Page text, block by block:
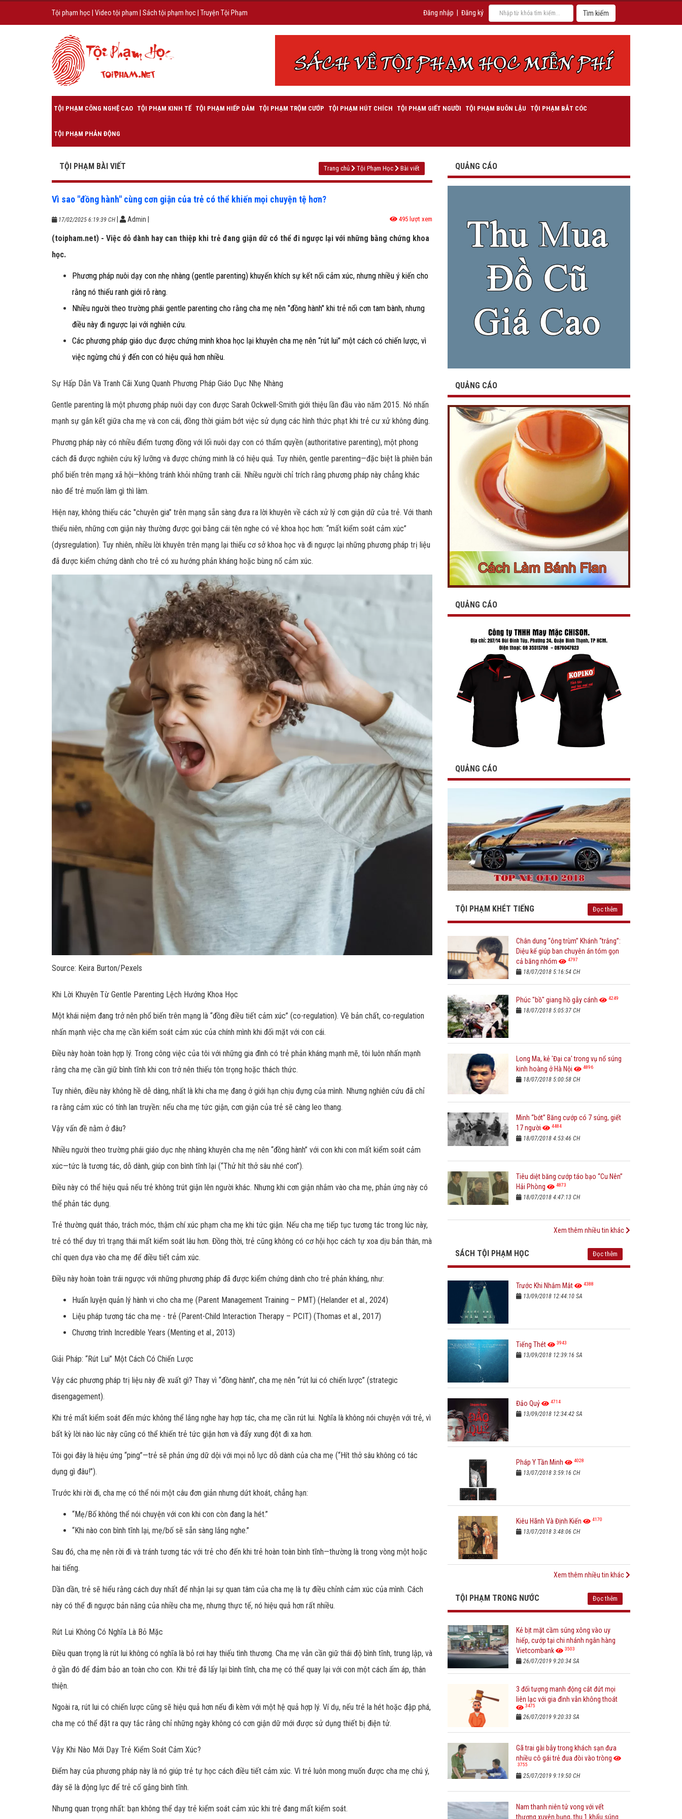
Tội phạm học Video tội phạm Sách tội phạm học Truyện Tội Phạm Đăng nhập Đăng ký
TỘI PHẠM CÔNG NGHỆ CAO TỘI PHẠM KINH TẾ TỘI PHẠM HIẾP DÂM TỘI PHẠM TRỘM CƯỚP TỘI PHẠM HÚT CHÍCH TỘI PHẠM GIẾT NGƯỜI TỘI PHẠM BUÔN LẬU TỘI PHẠM BẮT CÓC
TỘI PHẠM PHẢN ĐỘNG
TỘI PHẠM BÀI VIẾT Trang chủ Tội Phạm Học Bài viết
Vì sao "đồng hành" cùng cơn giận của trẻ có thể khiến mọi chuyện tệ hơn?
17/02/2025 6:19:39 CH Admin 495 lượt xem
(toipham.net) - Việc dỗ dành hay can thiệp khi trẻ đang giận dữ có thể đi ngược lại với những bằng chứng khoa
học.
Phương pháp nuôi dạy con nhẹ nhàng (gentle parenting) khuyến khích sự kết nối cảm xúc, nhưng nhiều ý kiến cho
rằng nó thiếu ranh giới rõ ràng.
Nhiều người theo trường phái gentle parenting cho rằng cha mẹ nên "đồng hành" khi trẻ nổi cơn tam bành, nhưng
điều này đi ngược lại với nghiên cứu.
Các phương pháp giáo dục được chứng minh khoa học lại khuyên cha mẹ nên “rút lui” một cách có chiến lược, vì
việc ngừng chú ý đến con có hiệu quả hơn nhiều.
Sự Hấp Dẫn Và Tranh Cãi Xung Quanh Phương Pháp Giáo Dục Nhẹ Nhàng
Gentle parenting là một phương pháp nuôi dạy con được Sarah Ockwell-Smith giới thiệu lần đầu vào năm 2015. Nó nhấn
mạnh sự gắn kết giữa cha mẹ và con cái, đồng thời giảm bớt việc sử dụng các hình thức phạt khi trẻ cư xử không đúng.
Phương pháp này có nhiều điểm tương đồng với lối nuôi dạy con có thẩm quyền (authoritative parenting), một phong
cách đã được nghiên cứu kỹ lưỡng và được chứng minh là có hiệu quả. Tuy nhiên, gentle parenting—đặc biệt là phiên bản
phổ biến trên mạng xã hội—không tránh khỏi những tranh cãi. Nhiều người chỉ trích rằng phương pháp này chẳng khác
nào để trẻ muốn làm gì thì làm.
Hiện nay, không thiếu các "chuyên gia" trên mạng sẵn sàng đưa ra lời khuyên về cách xử lý cơn giận dữ của trẻ. Với thanh
thiếu niên, những cơn giận này thường được gọi bằng cái tên nghe có vẻ khoa học hơn: “mất kiểm soát cảm xúc”
(dysregulation). Tuy nhiên, nhiều lời khuyên trên mạng lại thiếu cơ sở khoa học và đi ngược lại những phương pháp trị liệu
đã được kiểm chứng dành cho trẻ có xu hướng phản kháng hoặc bùng nổ cảm xúc.
Source: Keira Burton/Pexels
Khi Lời Khuyên Từ Gentle Parenting Lệch Hướng Khoa Học
Một khái niệm đang trở nên phổ biến trên mạng là “đồng điều tiết cảm xúc” (co-regulation). Về bản chất, co-regulation
nhấn mạnh việc cha mẹ cần kiểm soát cảm xúc của chính mình khi đối mặt với con cái.
Điều này hoàn toàn hợp lý. Trong công việc của tôi với những gia đình có trẻ phản kháng mạnh mẽ, tôi luôn nhấn mạnh
rằng cha mẹ cần giữ bình tĩnh khi con trở nên thiếu tôn trọng hoặc thách thức.
Tuy nhiên, điều này không hề dễ dàng, nhất là khi cha mẹ đang ở giới hạn chịu đựng của mình. Nhưng nghiên cứu đã chỉ
ra rằng cảm xúc có tính lan truyền: nếu cha mẹ tức giận, cơn giận của trẻ sẽ càng leo thang.
Vậy vấn đề nằm ở đâu?
Nhiều người theo trường phái giáo dục nhẹ nhàng khuyên cha mẹ nên “đồng hành” với con khi con mất kiểm soát cảm
xúc—tức là tương tác, dỗ dành, giúp con bình tĩnh lại (“Thử hít thở sâu nhé con”).
Điều này có thể hiệu quả nếu trẻ không trút giận lên người khác. Nhưng khi cơn giận nhắm vào cha mẹ, phản ứng này có
thể phản tác dụng.
Trẻ thường quát tháo, trách móc, thậm chí xúc phạm cha mẹ khi tức giận. Nếu cha mẹ tiếp tục tương tác trong lúc này,
trẻ có thể duy trì trạng thái mất kiểm soát lâu hơn. Đồng thời, trẻ cũng không có cơ hội học cách tự xoa dịu bản thân, mà
chỉ quen dựa vào cha mẹ để điều tiết cảm xúc.
Điều này hoàn toàn trái ngược với những phương pháp đã được kiểm chứng dành cho trẻ phản kháng, như:
Huấn luyện quản lý hành vi cho cha mẹ (Parent Management Training – PMT) (Helander et al., 2024)
Liệu pháp tương tác cha mẹ - trẻ (Parent-Child Interaction Therapy – PCIT) (Thomas et al., 2017)
Chương trình Incredible Years (Menting et al., 2013)
Giải Pháp: “Rút Lui” Một Cách Có Chiến Lược
Vậy các phương pháp trị liệu này đề xuất gì? Thay vì “đồng hành”, cha mẹ nên “rút lui có chiến lược” (strategic
disengagement).
Khi trẻ mất kiểm soát đến mức không thể lắng nghe hay hợp tác, cha mẹ cần rút lui. Nghĩa là không nói chuyện với trẻ, vì
bất kỳ lời nào lúc này cũng có thể khiến trẻ tức giận hơn và đẩy xung đột đi xa hơn.
Tôi gọi đây là hiệu ứng “ping”—trẻ sẽ phản ứng dữ dội với mọi nỗ lực dỗ dành của cha mẹ (“Hít thở sâu không có tác
dụng gì đâu!”).
Trước khi rời đi, cha mẹ có thể nói một câu đơn giản nhưng dứt khoát, chẳng hạn:
“Mẹ/Bố không thể nói chuyện với con khi con còn đang la hét.”
“Khi nào con bình tĩnh lại, mẹ/bố sẽ sẵn sàng lắng nghe.”
Sau đó, cha mẹ nên rời đi và tránh tương tác với trẻ cho đến khi trẻ hoàn toàn bình tĩnh—thường là trong vòng một hoặc
hai tiếng.
Dần dần, trẻ sẽ hiểu rằng cách duy nhất để nhận lại sự quan tâm của cha mẹ là tự điều chỉnh cảm xúc của mình. Cách
này có thể đi ngược bản năng của nhiều cha mẹ, nhưng thực tế, nó hiệu quả hơn rất nhiều.
Rút Lui Không Có Nghĩa Là Bỏ Mặc
Điều quan trọng là rút lui không có nghĩa là bỏ rơi hay thiếu tình thương. Cha mẹ vẫn cần giữ thái độ bình tĩnh, trung lập, và
ở gần đó để đảm bảo an toàn cho con. Khi trẻ đã lấy lại bình tĩnh, cha mẹ có thể quay lại với con một cách ấm áp, thân
thiện.
Ngoài ra, rút lui có chiến lược cũng sẽ hiệu quả hơn nếu đi kèm với một hệ quả hợp lý. Ví dụ, nếu trẻ la hét hoặc đập phá,
cha mẹ có thể đặt ra quy tắc rằng chỉ những ngày không có cơn giận dữ mới được sử dụng thiết bị điện tử.
Vậy Khi Nào Mới Dạy Trẻ Kiểm Soát Cảm Xúc?
Điểm hay của phương pháp này là nó giúp trẻ tự học cách điều tiết cảm xúc. Vì trẻ luôn mong muốn được cha mẹ chú ý,
đây sẽ là động lực để trẻ cố gắng bình tĩnh.
Nhưng quan trọng nhất: bạn không thể dạy trẻ kiểm soát cảm xúc khi trẻ đang mất kiểm soát.
QUẢNG CÁO
QUẢNG CÁO
QUẢNG CÁO
QUẢNG CÁO
TỘI PHẠM KHÉT TIẾNG Đọc thêm
Chân dung “ông trùm” Khánh “trắng”:
Diệu kế giúp ban chuyên án tóm gọn
cả băng nhóm
4797
18/07/2018 5:16:54 CH
Phúc "bồ" giang hồ gẫy cánh 4249
18/07/2018 5:05:37 CH
Long Ma, kẻ 'Đại ca' trong vụ nổ súng
kinh hoàng ở Hà Nội
4896
18/07/2018 5:00:58 CH
Minh “bớt” Băng cướp có 7 súng, giết
17 người
4484
18/07/2018 4:53:46 CH
Tiêu diệt băng cướp táo bạo “Cu Nên”
Hải Phòng
4873
18/07/2018 4:47:13 CH
Xem thêm nhiều tin khác
SÁCH TỘI PHẠM HỌC Đọc thêm
Trước Khi Nhắm Mắt 4388
13/09/2018 12:44:10 SA
Tiếng Thét 3943
13/09/2018 12:39:16 SA
Đảo Quỷ 4714
13/09/2018 12:34:42 SA
Pháp Y Tần Minh 4028
13/07/2018 3:59:16 CH
Kiêu Hãnh Và Định Kiến 4170
13/07/2018 3:48:06 CH
Xem thêm nhiều tin khác
TỘI PHẠM TRONG NƯỚC Đọc thêm
Kẻ bịt mặt cầm súng xông vào uy
hiếp, cướp tại chi nhánh ngân hàng
Vietcombank
3503
26/07/2019 9:20:34 SA
3 đối tượng manh động cắt đứt mọi
liên lạc với gia đình vẫn không thoát
3475
26/07/2019 9:20:33 SA
Gã trai gài bẫy trong khách sạn đưa
nhiều cô gái trẻ đua đòi vào tròng
3755
25/07/2019 9:19:50 CH
Nam thanh niên tử vong với vết
thương xuyên bụng, thu 1 khẩu súng